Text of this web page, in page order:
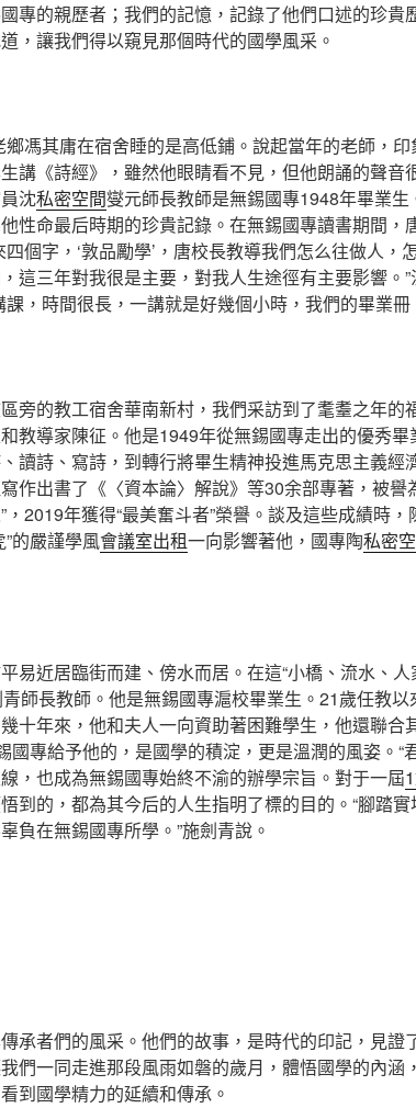
專的親歷者；我們的記憶，記錄了他們口述的珍貴
，讓我們得以窺見那個時代的國學風采。
鄉馮其庸在宿舍睡的是高低鋪。說起當年的老師，
講《詩經》，雖然他眼睛看不見，但他朗誦的聲音
沈私密空間燮元師長教師是無錫國專1948年畢業生
性命最后時期的珍貴記錄。在無錫國專讀書期間，
個字，‘敦品勵學’，唐校長教導我們怎么往做人，
這三年對我很是主要，對我人生途徑有主要影響。
，時間很長，一講就是好幾個小時，我們的畢業冊
旁的教工宿舍華南新村，我們采訪到了耄耋之年的
教導家陳征。他是1949年從無錫國專走出的優秀
讀詩、寫詩，到轉行將畢生精神投進馬克思主義經
作出書了《〈資本論〉解說》等30余部專著，被譽
2019年獲得“最美奮斗者”榮譽。談及這些成績時
的嚴謹學風會議室出租一向影響著他，國專陶私密
易近居臨街而建、傍水而居。在這“小橋、流水、
師長教師。他是無錫國專滬校畢業生。21歲任教
十年來，他和夫人一向資助著困難學生，他還聯合
專給予他的，是國學的積淀，更是溫潤的風姿。“
，也成為無錫國專始終不渝的辦學宗旨。對于一屆
到的，都為其今后的人生指明了標的目的。“腳踏
負在無錫國專所學。”施劍青說。
承者們的風采。他們的故事，是時代的印記，見證
們一同走進那段風雨如磐的歲月，體悟國學的內涵
到國學精力的延續和傳承。